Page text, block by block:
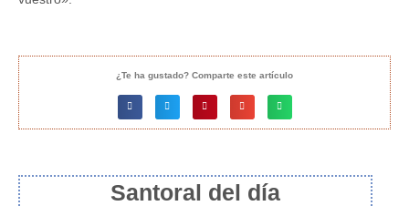
¿Te ha gustado? Comparte este artículo
Santoral del día